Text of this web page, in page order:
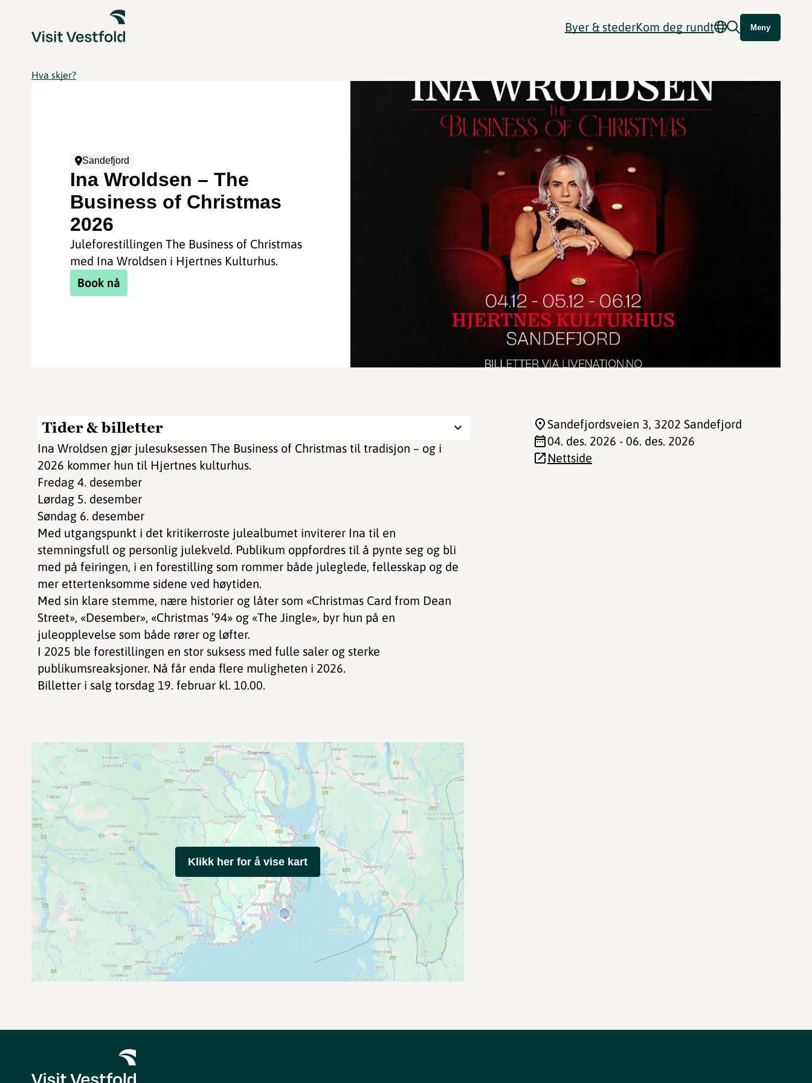
Byer & stederKom deg rundt Meny
Hva skjer?
Sandefjord
Ina Wroldsen – The
Business of Christmas
2026
Juleforestillingen The Business of Christmas
med Ina Wroldsen i Hjertnes Kulturhus.
Book nå
Tider & billetter
Ina Wroldsen gjør julesuksessen The Business of Christmas til tradisjon – og i
2026 kommer hun til Hjertnes kulturhus.
Fredag 4. desember
Lørdag 5. desember
Søndag 6. desember
Med utgangspunkt i det kritikerroste julealbumet inviterer Ina til en
stemningsfull og personlig julekveld. Publikum oppfordres til å pynte seg og bli
med på feiringen, i en forestilling som rommer både juleglede, fellesskap og de
mer ettertenksomme sidene ved høytiden.
Med sin klare stemme, nære historier og låter som «Christmas Card from Dean
Street», «Desember», «Christmas ’94» og «The Jingle», byr hun på en
juleopplevelse som både rører og løfter.
I 2025 ble forestillingen en stor suksess med fulle saler og sterke
publikumsreaksjoner. Nå får enda flere muligheten i 2026.
Billetter i salg torsdag 19. februar kl. 10.00.
Sandefjordsveien 3, 3202 Sandefjord
04. des. 2026 - 06. des. 2026
Nettside
Klikk her for å vise kart